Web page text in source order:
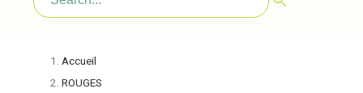
Accueil
ROUGES